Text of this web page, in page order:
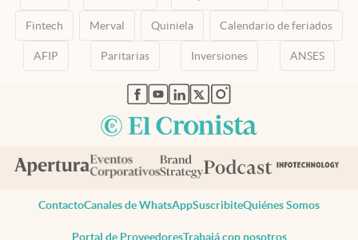
Fintech Merval Quiniela Calendario de feriados
AFIP Paritarias Inversiones ANSES
abre en nueva pestaña
abre en nueva pestaña
abre en nueva pestaña
abre en nueva pestaña
abre en nueva pestaña
ContactoCanales de WhatsAppSuscribiteQuiénes Somos
Portal de ProveedoresTrabajá con nosotros